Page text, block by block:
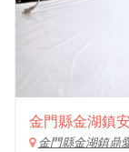
金門縣金湖鎮
金門縣金湖鎮鼎